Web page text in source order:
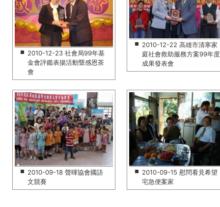
2010-12-23 社會局99年基
金會評鑑表揚活動暨感恩茶
會
2010-12-22 高雄市清寒家
庭社會救助服務方案99年度
成果發表會
2010-09-18 聲暉協會國語
文競賽
2010-09-15 慰問看見希望
宅急便案家